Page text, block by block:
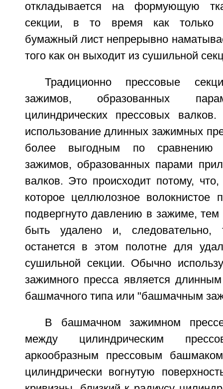
откладывается на формующую
секции, в то время как только
бумажный лист непрерывно
того как он выходит из сушильной
Традиционно прессовые
зажимов, образованных
цилиндрических прессовых
использование длинных зажимных
более выгодным по сравнению
зажимов, образованных парами
валков. Это происходит потому,
которое целлюлозное волокнистое
подвергнуто давлению в зажиме,
быть удалено и,
останется в этом полотне для
сушильной секции. Обычно
зажимного пресса является
башмачного типа или "башмачным
В башмачном зажимном
между цилиндрическим
аркообразным прессовым
цилиндрически вогнутую